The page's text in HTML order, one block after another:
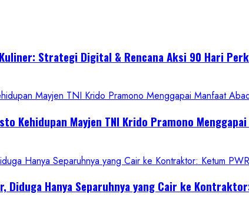
Strategi Digital & Rencana Aksi 90 Hari
Mayjen TNI Krido Pramono Menggapai Manfaat
Kehidupan Mayjen TNI Krido Pramono
Hanya Separuhnya yang Cair ke Kontraktor: Ketum
Diduga Hanya Separuhnya yang Cair ke